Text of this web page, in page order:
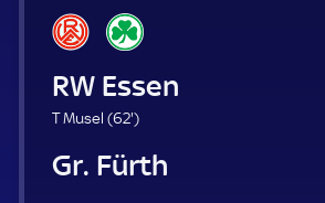
Rot-Weiß Essen
T Musel (62'6
.
)
SpVgg Greuther Fürth